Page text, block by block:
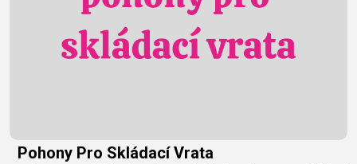
Pohony Pro Skládací Vrata